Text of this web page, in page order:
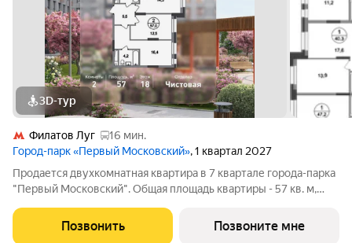
3D-тур
Филатов Луг
16 мин.
Город-парк «Первый Московский», 1 квартал 2027
Продается двухкомнатная квартира в 7 квартале города-парка
"Первый Московский". Общая площадь квартиры - 57 кв. м,
монолитный. ТОЛЬКО ДО 31 АВГУСТА выгодные условия на
приобретение квартиры
Позвонить Позвоните мне